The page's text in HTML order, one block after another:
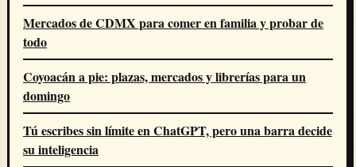
Mercados de CDMX para comer en familia y probar de
todo
Coyoacán a pie: plazas, mercados y librerías para un
domingo
Tú escribes sin límite en ChatGPT, pero una barra decide
su inteligencia